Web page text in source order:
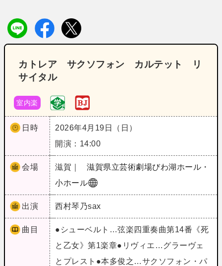
カトレア サクソフォン カルテット リ
サイタル
室内楽
日時
2026年4月19日（日）
開演：14:00
会場 滋賀｜
滋賀県立芸術劇場びわ湖ホール・
小ホール
出演 西村琴乃sax
曲目
●シューベルト…弦楽四重奏曲第14番《死
と乙女》第1楽章●リヴィエ…グラーヴェ
とプレスト●本多俊之…サクソフォン・パ